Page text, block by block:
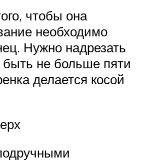
чтобы она
необходимо
Нужно надрезать
не больше пяти
делается косой